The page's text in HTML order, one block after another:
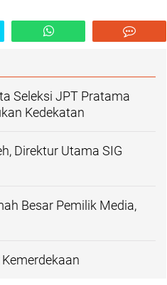
Seleksi JPT Pratama
Kedekatan
‎Direktur Utama SIG
Besar Pemilik Media,